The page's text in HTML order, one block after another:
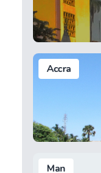
Accra
Man